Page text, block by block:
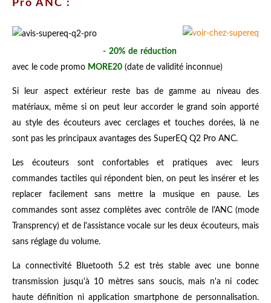
Pro ANC :
- 20% de réduction
avec le code promo MORE20 (date de validité inconnue)
Si leur aspect extérieur reste bas de gamme au niveau des
matériaux, même si on peut leur accorder le grand soin apporté
au style des écouteurs avec cerclages et touches dorées, là ne
sont pas les principaux avantages des SuperEQ Q2 Pro ANC.
Les écouteurs sont confortables et pratiques avec leurs
commandes tactiles qui répondent bien, on peut les insérer et les
replacer facilement sans mettre la musique en pause. Les
commandes sont assez complètes avec contrôle de l'ANC (mode
Transprency) et de l'assistance vocale sur les deux écouteurs, mais
sans réglage du volume.
La connectivité Bluetooth 5.2 est très stable avec une bonne
transmission jusqu'à 10 mètres sans soucis, mais n'a ni codec
haute définition ni application smartphone de personnalisation.